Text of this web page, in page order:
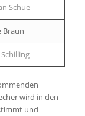
Schue
Braun
wird in den
und